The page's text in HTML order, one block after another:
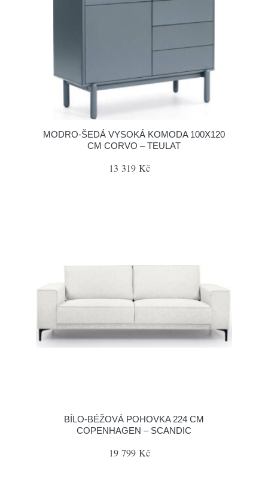
MODRO-ŠEDÁ VYSOKÁ KOMODA 100X120
CM CORVO – TEULAT
13 319 Kč
BÍLO-BÉŽOVÁ POHOVKA 224 CM
COPENHAGEN – SCANDIC
19 799 Kč